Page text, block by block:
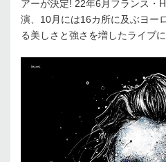
アーが決定! 22年6月フランス・
演、10月には16カ所に及ぶヨー
る美しさと強さを増したライブ